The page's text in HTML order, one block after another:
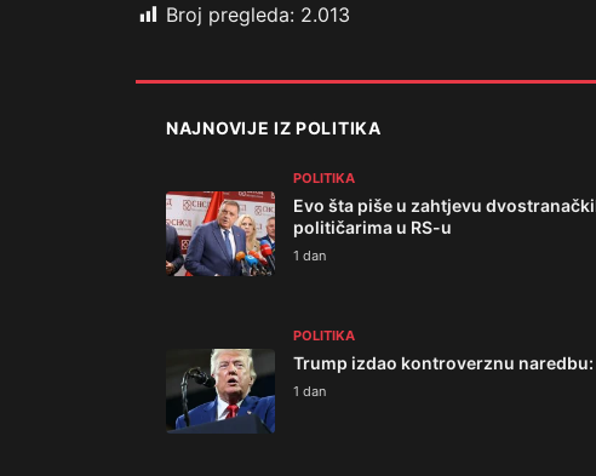
Broj pregleda: 2.013
NAJNOVIJE IZ POLITIKA
POLITIKA
Evo šta piše u zahtjevu
političarima u RS-u
1 dan
POLITIKA
Trump izdao kontroverznu
1 dan